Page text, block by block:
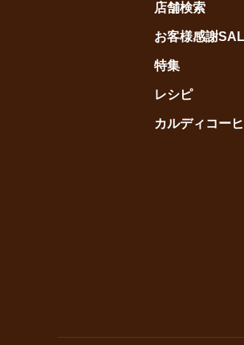
店舗検索
お客様感謝
特集
レシピ
カルディコー